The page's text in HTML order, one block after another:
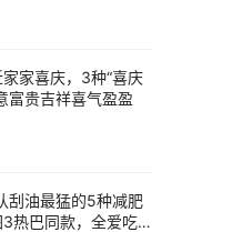
家喜庆，3种“喜庆
富贵吉祥喜气盈盈
刮油最猛的5种减肥
热巴同款，全爱吃